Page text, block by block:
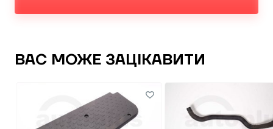
ВАС МОЖЕ ЗАЦІКАВИТИ